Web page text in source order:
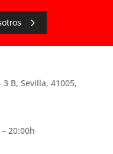
B, Sevilla, 41005,
20:00h